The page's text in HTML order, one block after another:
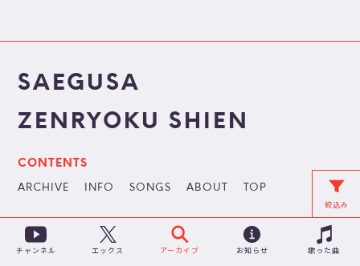
絞込み
チャンネル エックス アーカイブ お知らせ 歌った曲
SAEGUSA
ZENRYOKU SHIEN
CONTENTS
ARCHIVE INFO SONGS ABOUT TOP